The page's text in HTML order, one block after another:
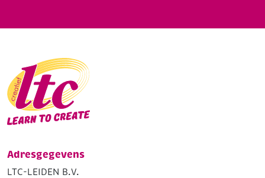
Adresgegevens
LTC-LEIDEN B.V.